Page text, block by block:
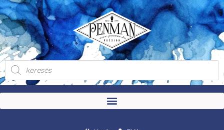
Skip
to
content
Products
search